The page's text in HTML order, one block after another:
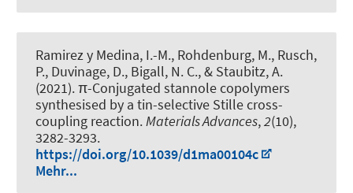
Ramirez y Medina, I.-M., Rohdenburg, M., Rusch,
P., Duvinage, D., Bigall, N. C., & Staubitz, A.
(2021).π-Conjugated stannole copolymers
synthesised by a tin-selective Stille cross-
coupling reaction.Materials Advances,2(10),
3282-3293.
https://doi.org/10.1039/d1ma00104c
Mehr...